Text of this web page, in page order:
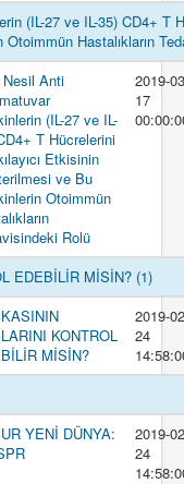
(IL-27 ve IL-35) CD4+ T
Hastalıkların
Nesil Anti
(IL-27 ve IL-
T Hücrelerini
Etkisinin
ve Bu
Otoimmün
Rolü
2019-
17
EDEBİLİR MİSİN? (1)
KONTROL
MİSİN?
2019-
24
YENİ DÜNYA:
2019-
24